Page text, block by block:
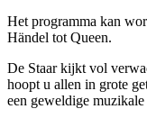
Het programma kan
Händel tot Queen.
De Staar kijkt vol
hoopt u allen in grote
een geweldige